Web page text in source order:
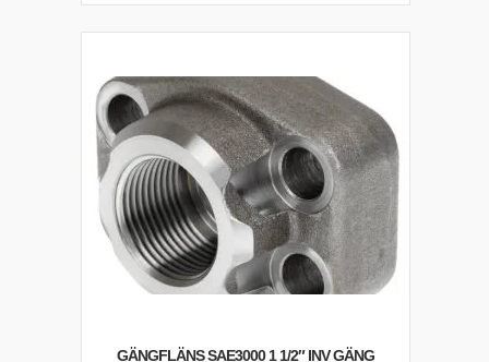
GÄNGFLÄNS SAE3000 1 1/2″ INV GÄNG